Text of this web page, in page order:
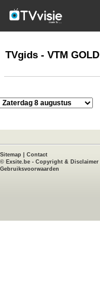
TVgids
TVgids - VTM GOLD
Sitemap
Contact
© Exsite.be - Copyright & Disclaimer
Gebruiksvoorwaarden